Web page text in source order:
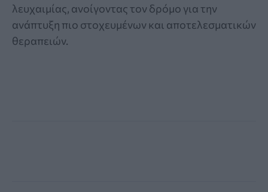
λευχαιμίας, ανοίγοντας τον δρόμο για την
ανάπτυξη πιο στοχευμένων και αποτελεσματικών
θεραπειών.